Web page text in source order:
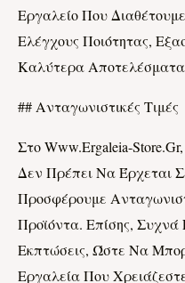
Εργαλείο Που
Ελέγχους Ποιότητας,
Καλύτερα Αποτελέσματα
## Ανταγωνιστικές Τιμές
Στο Www.ergaleia-
Δεν Πρέπει Να Έρχεται
Προσφέρουμε
Προϊόντα. Επίσης,
Εκπτώσεις, Ώστε Να
Εργαλεία Που